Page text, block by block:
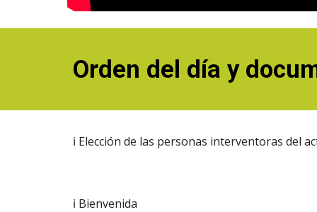
Orden del día y
ℹ️ Elección de las personas interventoras del
ℹ️ Bienvenida